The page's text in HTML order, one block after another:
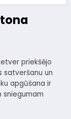
priekšējo
satveršanu un
apgūšana ir
sniegumam